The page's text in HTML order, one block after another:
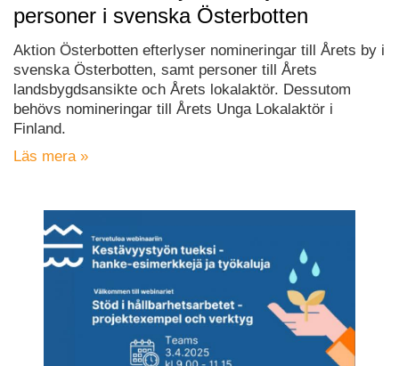
personer i svenska Österbotten
Aktion Österbotten efterlyser nomineringar till Årets by i
svenska Österbotten, samt personer till Årets
landsbygdsansikte och Årets lokalaktör. Dessutom
behövs nomineringar till Årets Unga Lokalaktör i
Finland.
Läs mera »